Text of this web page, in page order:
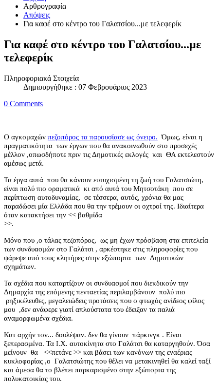
Αρθρογραφία
Απόψεις
Για καφέ στο κέντρο του Γαλατσίου...με τελεφερίκ
Για καφέ στο κέντρο του Γαλατσίου...με
τελεφερίκ
Πληροφοριακά Στοιχεία
Δημιουργήθηκε : 07 Φεβρουάριος 2023
0 Comments
Ο αγκομαχών πεζοπόρος τα παρουσίασε ως όνειρο. Όμως, είναι η
πραγματικότητα των έργων που θα ανακοινωθούν στο προσεχές
μέλλον ,οπωσδήποτε πριν τις Δημοτικές εκλογές και ΘΑ εκτελεστούν
αμέσως μετά.
Τα έργα αυτά που θα κάνουν ευτυχισμένη τη ζωή του Γαλατσιώτη,
είναι πολύ πιο οραματικά κι από αυτά του Μητσοτάκη που σε
περίπτωση αυτοδυναμίας, σε τέσσερα, αυτός, χρόνια θα μας
παραδώσει μία Ελλάδα που θα την τρέμουν οι οχτροί της. Ιδιαίτερα
όταν κατακτήσει την << βαθμίδα
>>.
Μόνο που ,ο τάλας πεζοπόρος, ως μη έχων πρόσβαση στα επιτελεία
των συνδυασμών στο Γαλάτσι , αρκέστηκε στις πληροφορίες που
ψάρεψε από τους κλητήρες στην εξώπορτα των Δημοτικών
σχημάτων.
Τα σχέδια που καταρτίζουν οι συνδυασμοί που διεκδικούν την
Δημαρχία της επόμενης πενταετίας περιλαμβάνουν πολύ πιο
ρηξικέλευθες, μεγαλειώδεις προτάσεις που ο φτωχός ανίδεος φίλος
μου ,δεν ανάφερε γιατί απλούστατα του έδειξαν τα παλιά
αναμορφωμένα σχέδια.
Κατ αρχήν τον... δουλέψαν. δεν θα γίνουν πάρκινγκ . Είναι
ξεπερασμένα. Τα Ι.Χ. αυτοκίνητα στο Γαλάτσι θα καταργηθούν. Όσα
μείνουν θα
<<πετάνε >> και βάσει των κανόνων της εναέριας
κυκλοφορίας ,ο Γαλατσιώτης που θέλει να μετακινηθεί θα καλεί ταξί
και άμεσα θα το βλέπει παρκαρισμένο στην εξώπορτα της
πολυκατοικίας του.